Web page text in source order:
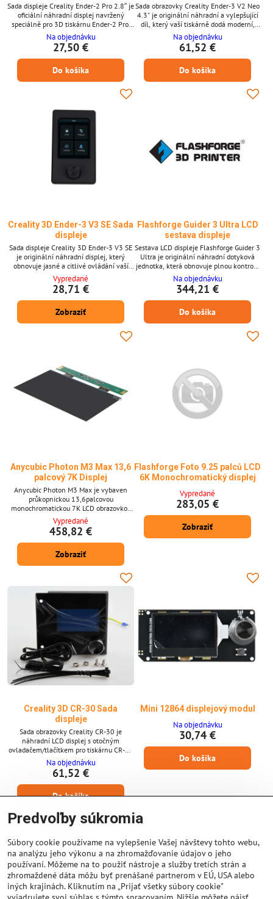
Sada displeje Creality Ender-2 Pro 2.8″ je
oficiální náhradní displej navržený
speciálně pro 3D tiskárnu Ender-2 Pro.
Tato sada obsahuje 2,8palcový LCD
modul displeje s odpovídající
kompatibilitou firmwaru. Obnovuje plnou
kontrolu nad nastavením tisku,
sledováním stavu a navigací tiskárny,
aniž by bylo nutné používat externí
Na objednávku
27,50 €
Do košíka
Sada obrazovky Creality Ender-3 V2 Neo
4.3" je originální náhradní a vylepšující
díl, který vaší tiskárně dodá moderní,
intuitivní rozhraní. Díky jasnému
4,3palcovému barevnému displeji
výrazně usnadňuje navigaci, ovládání a
monitorování. Klíčové vlastnosti * OEM
sada obrazovky pro Creality Ender-3 V2
Neo * 4,3palcový plnobarevný displej *
Jasné a citlivé rozhraní * Zjednodušuje
Na objednávku
61,52 €
Do košíka
Creality 3D Ender-3 V3 SE Sada
displeje
Sada displeje Creality 3D Ender-3 V3 SE
je originální náhradní displej, který
obnovuje jasné a citlivé ovládání vaší
tiskárny. Instaluje se rychle pomocí plug-
and-play kabelu a poskytuje intuitivní
rozhraní pro nastavení, ladění a kontrolu
stavu. Je navržen pro spolehlivé
každodenní použití. Klíčové vlastnosti
Originální modul displeje pro Ender-3 V3
Vypredané
28,71 €
Zobraziť
Flashforge Guider 3 Ultra LCD
sestava displeje
Sestava LCD displeje Flashforge Guider 3
Ultra je originální náhradní dotyková
jednotka, která obnovuje plnou kontrolu
a funkčnost zobrazení vaší tiskárny.
Ideální pro výměnu poškozené nebo
nereagující obrazovky, aby se váš stroj
vrátil do plného provozu. Tento
originální díl, navržený pro Guider 3
Ultra, zajišťuje perfektní padnutí,
přesnou odezvu dotyku a dlouhotrvající
Na objednávku
344,21 €
Do košíka
Anycubic Photon M3 Max 13,6
palcový 7K Displej
Anycubic Photon M3 Max je vybaven
průkopnickou 13,6palcovou
monochromatickou 7K LCD obrazovkou
(6 480 × 3 600 pixelů) pro 3D tisk
pryskyřicí s ultra vysokým rozlišením.
Tento rozsáhlý displej umožňuje
velkorysý objem tisku při zachování
ostrých detailů a vynikající věrnosti
13,6palcový monochromatický 7K LCD
displej * Vysoké rozlišení: 6 480 × 3 600
pixelů...
Vypredané
458,82 €
Zobraziť
Flashforge Foto 9.25 palců LCD
6K Monochromatický displej
Vypredané
283,05 €
Zobraziť
Creality 3D CR-30 Sada
displeje
Sada obrazovky Creality CR-30 je
náhradní LCD displej s otočným
ovladačem/tlačítkem pro tiskárnu CR-30
PrintMill, což umožňuje ovládat tiskové
úlohy prostřednictvím vstupu na
LCD + otočný ovladač pro CR-30 *
Originální náhradní díl Creality * Snadná
Obnovuje nebo nahrazuje funkčnost
obrazovky * Umožňuje...
Na objednávku
61,52 €
Do košíka
Mini 12864 displejový modul
Na objednávku
30,74 €
Do košíka
Predvoľby súkromia
Súbory cookie používame na vylepšenie Vašej návštevy tohto webu,
na analýzu jeho výkonu a na zhromažďovanie údajov o jeho
používaní. Môžeme na to použiť nástroje a služby tretích strán a
zhromaždené dáta môžu byť prenášané partnerom v EÚ, USA alebo
iných krajinách. Kliknutím na „Prijať všetky súbory cookie"